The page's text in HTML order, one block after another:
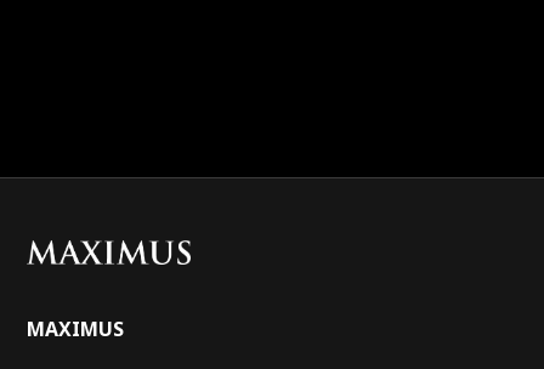
MAXIMUS